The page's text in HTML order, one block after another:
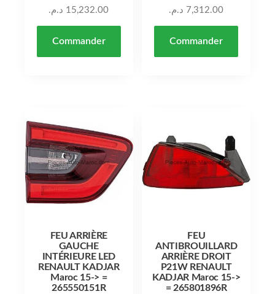
15,232.00 د.م.
Commander
7,312.00 د.م.
Commander
FEU ARRIÈRE
GAUCHE
INTÉRIEURE LED
RENAULT KADJAR
Maroc 15-> =
265550151R
FEU
ANTIBROUILLARD
ARRIÈRE DROIT
P21W RENAULT
KADJAR Maroc 15->
= 265801896R